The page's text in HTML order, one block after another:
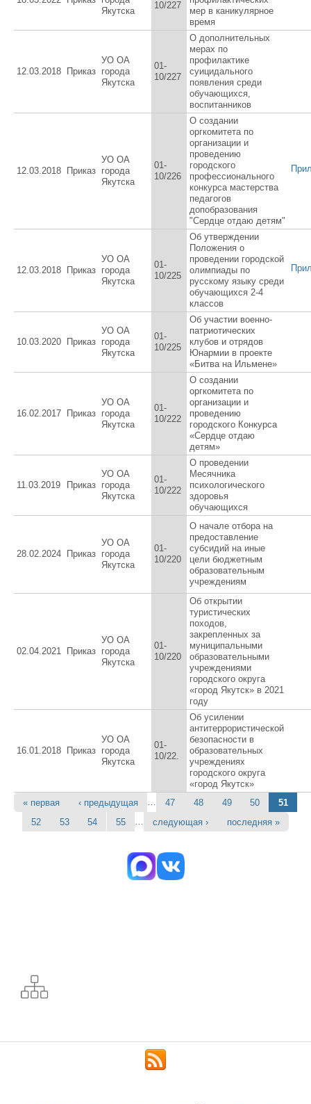
Якутска
10/227
мер в каникулярное
время
12.03.2018 Приказ
УО ОА
города
Якутска
01-
10/227
О дополнительных
мерах по
профилактике
суицидального
появления среди
обучающихся,
воспитанников
12.03.2018 Приказ
УО ОА
города
Якутска
01-
10/226
О создании
оргкомитета по
организации и
проведению
городского
профессионального
конкурса мастерства
педагогов
допобразования
"Сердце отдаю детям"
12.03.2018 Приказ
УО ОА
города
Якутска
01-
10/225
Об утверждении
Положения о
проведении городской
олимпиады по
русскому языку среди
обучающихся 2-4
классов
10.03.2020 Приказ
УО ОА
города
Якутска
01-
10/225
Об участии военно-
патриотических
клубов и отрядов
Юнармии в проекте
«Битва на Ильмене»
16.02.2017 Приказ
УО ОА
города
Якутска
01-
10/222
О создании
оргкомитета по
организации и
проведению
городского Конкурса
«Сердце отдаю
детям»
11.03.2019 Приказ
УО ОА
города
Якутска
01-
10/222
О проведении
Месячника
психологического
здоровья
обучающихся
28.02.2024 Приказ
УО ОА
города
Якутска
01-
10/220
О начале отбора на
предоставление
субсидий на иные
цели бюджетным
образовательным
учреждениям
02.04.2021 Приказ
УО ОА
города
Якутска
01-
10/220
Об открытии
туристических
походов,
закрепленных за
муниципальными
образовательными
учреждениями
городского округа
«город Якутск» в 2021
году
16.01.2018 Приказ
УО ОА
города
Якутска
01-
10/22.
Об усилении
антитеррористической
безопасности в
образовательных
учреждениях
городского округа
«город Якутск»
Страницы
« первая ‹ предыдущая 47 48 49 50
51
52
53 54 55 следующая › последняя »